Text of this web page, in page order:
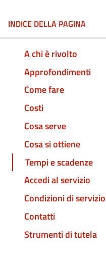
INDICE DELLA PAGINA
A chi è rivolto
Approfondimenti
Come fare
Costi
Cosa serve
Cosa si ottiene
Tempi e scadenze
Accedi al servizio
Condizioni di servizio
Contatti
Strumenti di tutela